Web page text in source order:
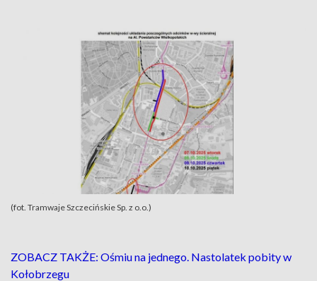
(fot. Tramwaje Szczecińskie Sp. z o.o.)
ZOBACZ TAKŻE: Ośmiu na jednego. Nastolatek pobity w
Kołobrzegu